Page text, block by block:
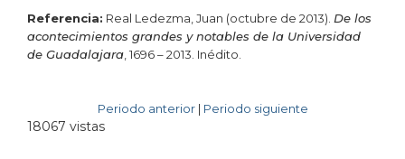
Referencia: Real Ledezma, Juan (octubre de 2013). De los
acontecimientos grandes y notables de la Universidad
de Guadalajara , 1696 – 2013. Inédito.
Periodo anterior| Periodo siguiente
18067 vistas